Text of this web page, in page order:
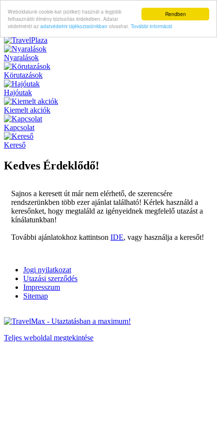
Rendben
Weboldalunk cookie-kat (sütiket) használ a legjobb
felhasználói élmény biztosítás érdekében. Adatai
védelméröl az adatvédelmi tájékoztatónkban olvashat. További információ
Nyaralások
Körutazások
Hajóutak
Kiemelt akciók
Kapcsolat
Kereső
Kedves Érdeklődő!
Sajnos a keresett út már nem elérhető, de szerencsére
rendszerünkben több ezer ajánlat található! Kérlek használd a
keresőnket, hogy megtaláld az igényeidnek megfelelő utazást a
kínálatunkban!
További ajánlatokhoz kattintson IDE, vagy használja a keresőt!
Jogi nyilatkozat
Utazási szerződés
Impresszum
Sitemap
Teljes weboldal megtekintése